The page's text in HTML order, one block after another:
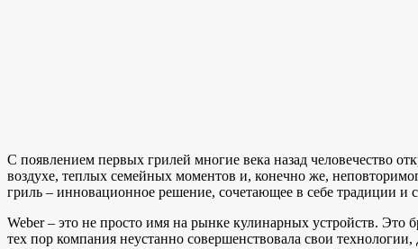
С появлением первых грилей многие века назад человечество
воздухе, теплых семейных моментов и, конечно же,
гриль – инновационное решение, сочетающее в себе традиции и
Weber – это не просто имя на рынке кулинарных устройств.
тех пор компания неустанно совершенствовала свои